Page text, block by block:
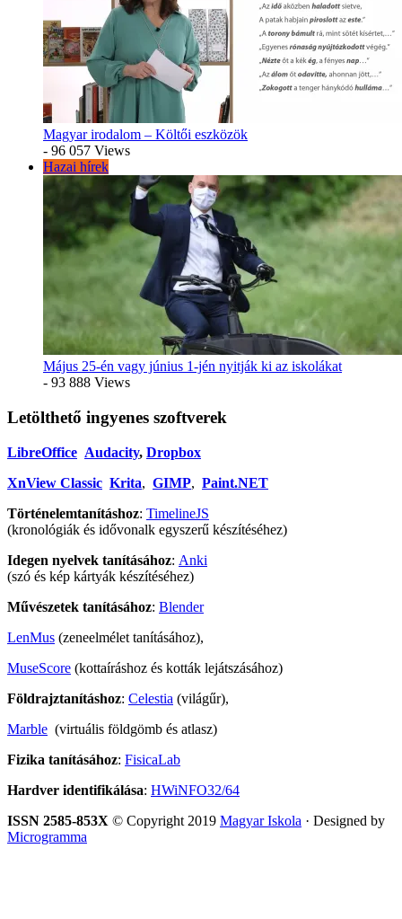
Magyar irodalom – Költői eszközök
- 96 057 Views
Hazai hírek
Május 25-én vagy június 1-jén nyitják ki az iskolákat
- 93 888 Views
Letölthető ingyenes szoftverek
LibreOffice Audacity, Dropbox
XnView Classic Krita, GIMP, Paint.NET
Történelemtanításhoz: TimelineJS
(kronológiák és idővonalk egyszerű készítéséhez)
Idegen nyelvek tanításához: Anki
(szó és kép kártyák készítéséhez)
Művészetek tanításához: Blender
LenMus (zeneelmélet tanításához),
MuseScore (kottaíráshoz és kották lejátszásához)
Földrajztanításhoz: Celestia (világűr),
Marble (virtuális földgömb és atlasz)
Fizika tanításához: FisicaLab
Hardver identifikálása: HWiNFO32/64
ISSN 2585-853X © Copyright 2019 Magyar Iskola · Designed by
Microgramma